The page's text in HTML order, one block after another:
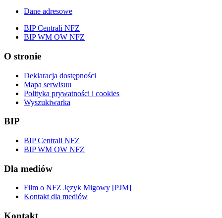
Dane adresowe
BIP Centrali NFZ
BIP WM OW NFZ
O stronie
Deklaracja dostępności
Mapa serwisuu
Polityka prywatności i cookies
Wyszukiwarka
BIP
BIP Centrali NFZ
BIP WM OW NFZ
Dla mediów
Film o NFZ Język Migowy [PJM]
Kontakt dla mediów
Kontakt